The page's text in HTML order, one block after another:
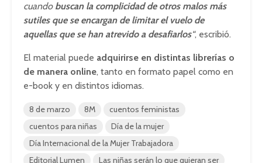
cuandobuscan la complicidad de otros malos más
sutiles que se encargan de limitar el vuelo de
aquellas que se han atrevido a desafiarlos“, escribió.
El material puede adquirirse en distintas librerías o
de manera online, tanto en formato papel como en
e-book y en distintos idiomas.
8 de marzo 8M
cuentos feministas
cuentos para niñas
Día de la mujer
Día Internacional de la Mujer Trabajadora
Editorial Lumen
Las niñas serán lo que quieran ser